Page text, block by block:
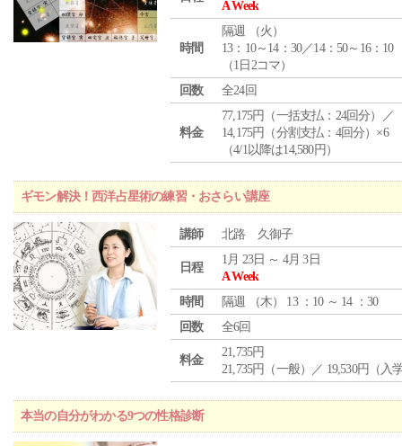
A Week
時間
隔週 （火 ）
13：10～14：30／14：50～16：10
（1日2コマ）
回数
全24回
料金
77,175円（一括支払：24回分）／
14,175円（分割支払：4回分）×6
（4/1以降は14,580円）
ギモン解決！西洋占星術の練習・おさらい講座
講師 北路 久御子
日程
1月 23日 ～ 4月 3日
A Week
時間
隔週 （木） 13 ：10 ～ 14 ：30
回数
全6回
料金
21,735円
21,735円（一般）／ 19,530円（入
本当の自分がわかる9つの性格診断